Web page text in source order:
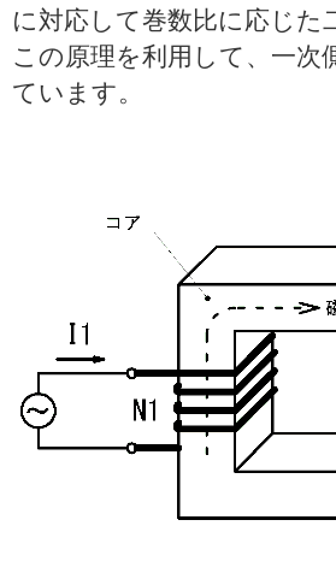
に対応して巻数比に応じた
この原理を利用して、一次
ています。